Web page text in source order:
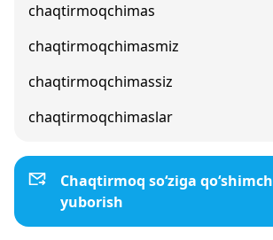
chaqtirmoqchimas
chaqtirmoqchimasmiz
chaqtirmoqchimassiz
chaqtirmoqchimaslar
Chaqtirmoq so‘ziga
yuborish